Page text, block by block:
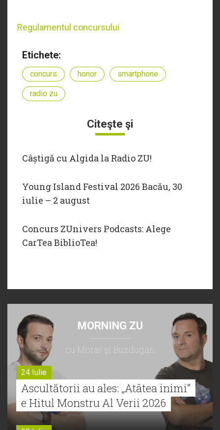
Regulamentul concursului
Etichete:
concurs honor smartphone
radio zu
Citeşte şi
Câștigă cu Algida la Radio ZU!
Young Island Festival 2026 Bacău, 30
iulie – 2 august
Concurs ZUnivers Podcasts: Alege
CarTea BiblioTea!
MORNING ZU
cu Morar şi Buzdugan
24 Iulie
Ascultătorii au ales: „Atâtea inimi”
e Hitul Monstru Al Verii 2026